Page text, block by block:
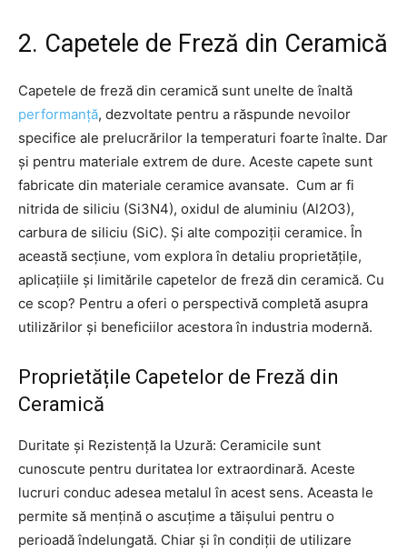
2. Capetele de Freză din Ceramică
Capetele de freză din ceramică sunt unelte de înaltă
performanță, dezvoltate pentru a răspunde nevoilor
specifice ale prelucrărilor la temperaturi foarte înalte. Dar
și pentru materiale extrem de dure. Aceste capete sunt
fabricate din materiale ceramice avansate. Cum ar fi
nitrida de siliciu (Si3N4), oxidul de aluminiu (Al2O3),
carbura de siliciu (SiC). Și alte compoziții ceramice. În
această secțiune, vom explora în detaliu proprietățile,
aplicațiile și limitările capetelor de freză din ceramică. Cu
ce scop? Pentru a oferi o perspectivă completă asupra
utilizărilor și beneficiilor acestora în industria modernă.
Proprietățile Capetelor de Freză din
Ceramică
Duritate și Rezistență la Uzură: Ceramicile sunt
cunoscute pentru duritatea lor extraordinară. Aceste
lucruri conduc adesea metalul în acest sens. Aceasta le
permite să mențină o ascuțime a tăișului pentru o
perioadă îndelungată. Chiar și în condiții de utilizare